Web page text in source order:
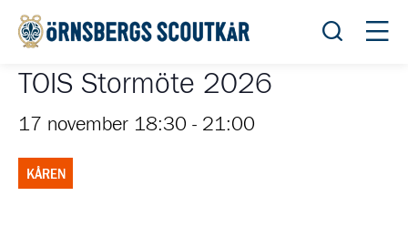
Öppna
TOIS Stormöte 2026
17 november 18:30 - 21:00
KÅREN